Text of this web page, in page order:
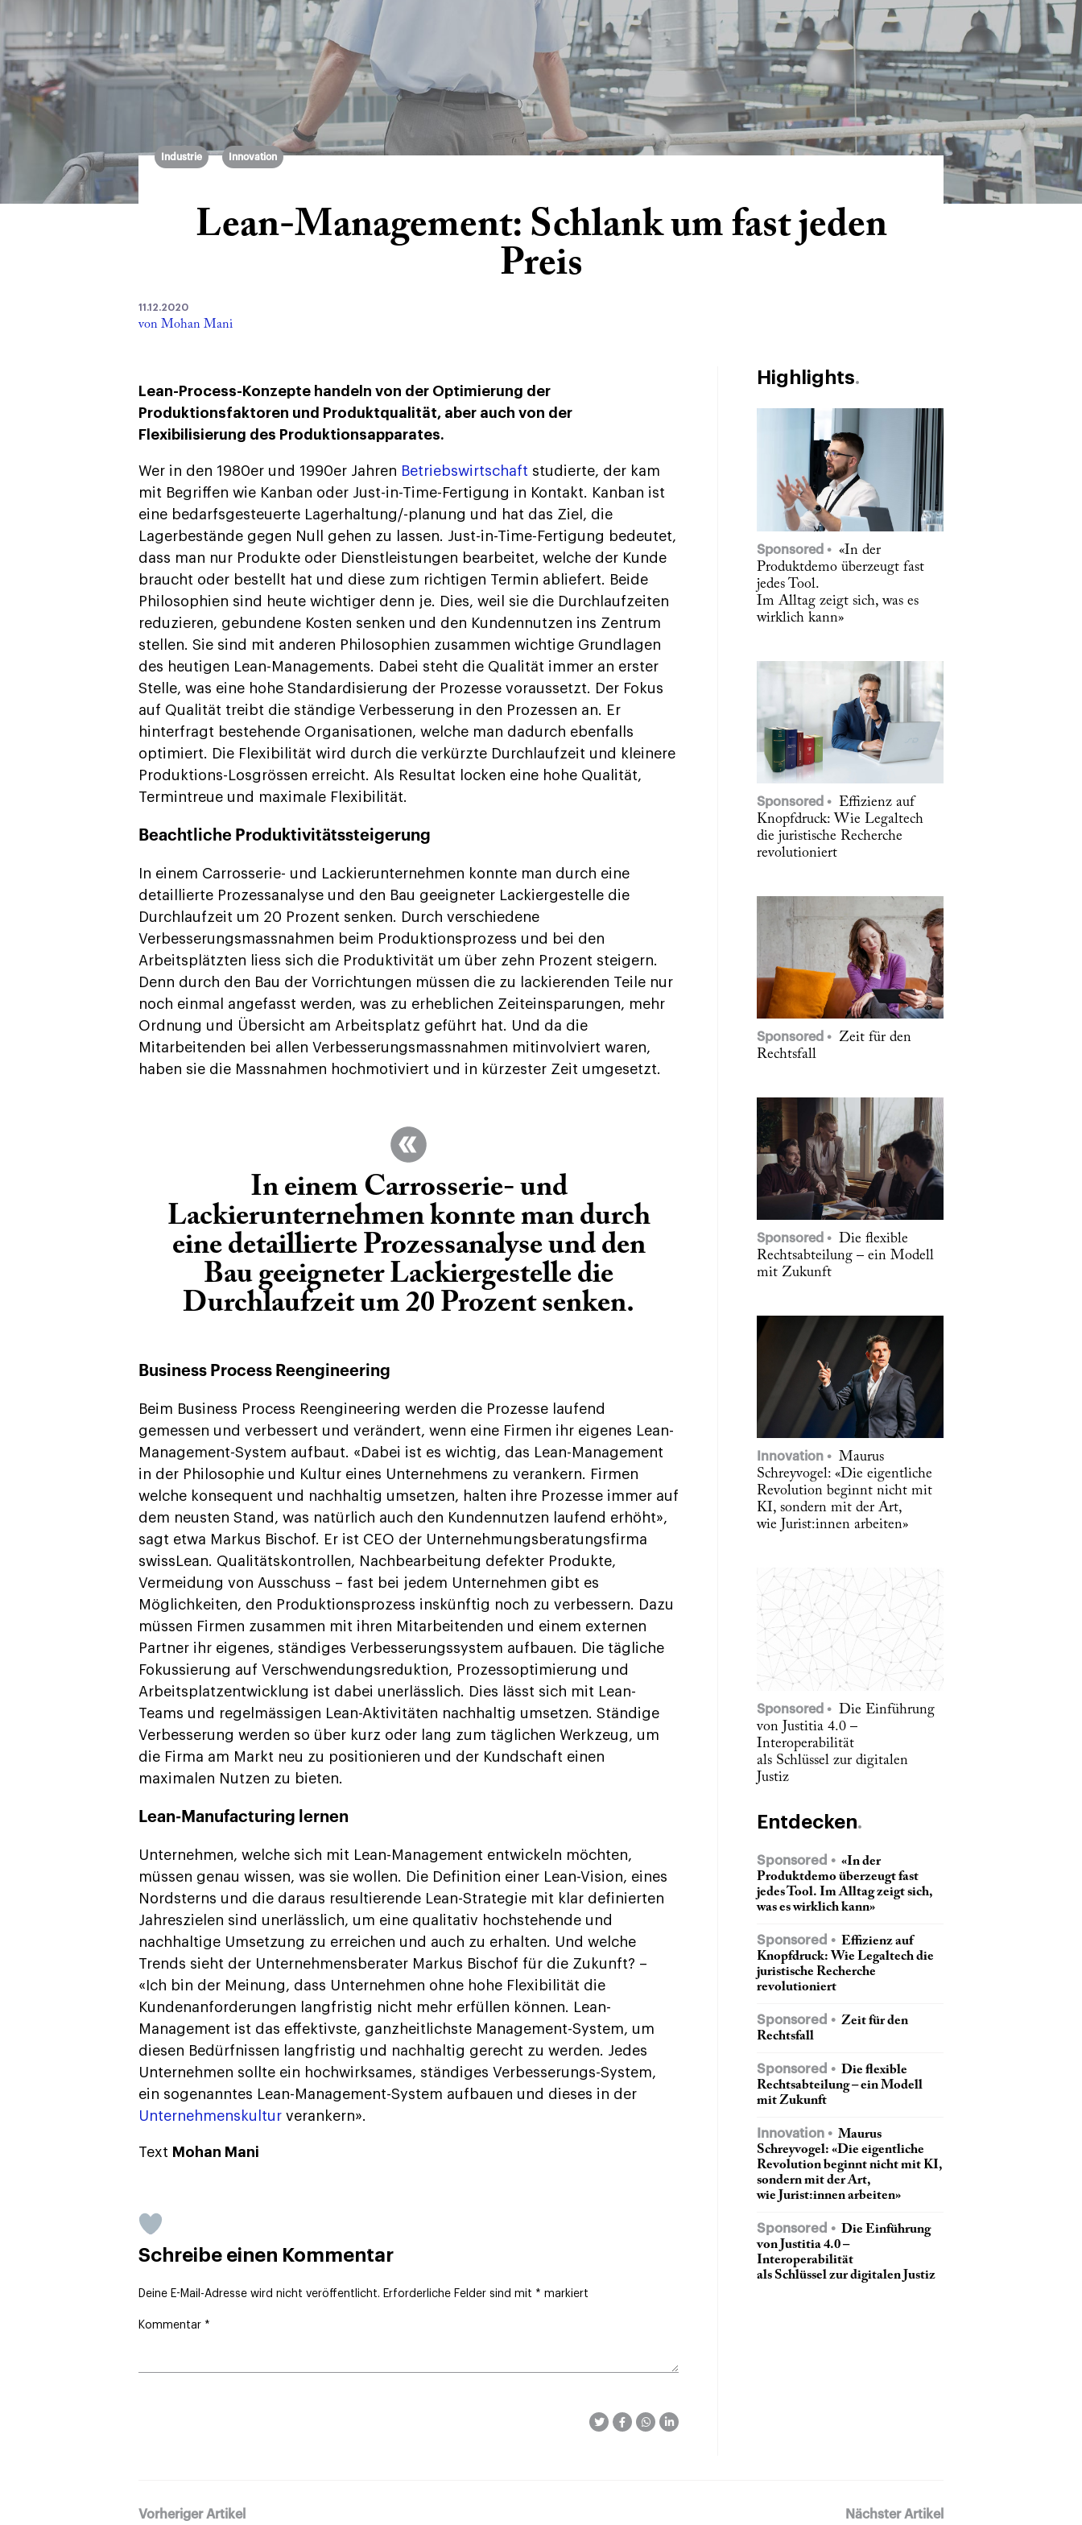
Industrie Innovation
Lean-Management: Schlank um fast jeden
Preis
11.12.2020
von Mohan Mani
Lean-Process-Konzepte handeln von der Optimierung der
Produktionsfaktoren und Produktqualität, aber auch von der
Flexibilisierung des Produktionsapparates.
Wer in den 1980er und 1990er Jahren Betriebswirtschaft studierte, der kam
mit Begriffen wie Kanban oder Just-in-Time-Fertigung in Kontakt. Kanban ist
eine bedarfsgesteuerte Lagerhaltung/-planung und hat das Ziel, die
Lagerbestände gegen Null gehen zu lassen. Just-in-Time-Fertigung bedeutet,
dass man nur Produkte oder Dienstleistungen bearbeitet, welche der Kunde
braucht oder bestellt hat und diese zum richtigen Termin abliefert. Beide
Philosophien sind heute wichtiger denn je. Dies, weil sie die Durchlaufzeiten
reduzieren, gebundene Kosten senken und den Kundennutzen ins Zentrum
stellen. Sie sind mit anderen Philosophien zusammen wichtige Grundlagen
des heutigen Lean-Managements. Dabei steht die Qualität immer an erster
Stelle, was eine hohe Standardisierung der Prozesse voraussetzt. Der Fokus
auf Qualität treibt die ständige Verbesserung in den Prozessen an. Er
hinterfragt bestehende Organisationen, welche man dadurch ebenfalls
optimiert. Die Flexibilität wird durch die verkürzte Durchlaufzeit und kleinere
Produktions-Losgrössen erreicht. Als Resultat locken eine hohe Qualität,
Termintreue und maximale Flexibilität.
Beachtliche Produktivitätssteigerung
In einem Carrosserie- und Lackierunternehmen konnte man durch eine
detaillierte Prozessanalyse und den Bau geeigneter Lackiergestelle die
Durchlaufzeit um 20 Prozent senken. Durch verschiedene
Verbesserungsmassnahmen beim Produktionsprozess und bei den
Arbeitsplätzten liess sich die Produktivität um über zehn Prozent steigern.
Denn durch den Bau der Vorrichtungen müssen die zu lackierenden Teile nur
noch einmal angefasst werden, was zu erheblichen Zeiteinsparungen, mehr
Ordnung und Übersicht am Arbeitsplatz geführt hat. Und da die
Mitarbeitenden bei allen Verbesserungsmassnahmen mitinvolviert waren,
haben sie die Massnahmen hochmotiviert und in kürzester Zeit umgesetzt.
In einem Carrosserie- und
Lackierunternehmen konnte man durch
eine detaillierte Prozessanalyse und den
Bau geeigneter Lackiergestelle die
Durchlaufzeit um 20 Prozent senken.
Business Process Reengineering
Beim Business Process Reengineering werden die Prozesse laufend
gemessen und verbessert und verändert, wenn eine Firmen ihr eigenes Lean-
Management-System aufbaut. «Dabei ist es wichtig, das Lean-Management
in der Philosophie und Kultur eines Unternehmens zu verankern. Firmen
welche konsequent und nachhaltig umsetzen, halten ihre Prozesse immer auf
dem neusten Stand, was natürlich auch den Kundennutzen laufend erhöht»,
sagt etwa Markus Bischof. Er ist CEO der Unternehmungsberatungsfirma
swissLean. Qualitätskontrollen, Nachbearbeitung defekter Produkte,
Vermeidung von Ausschuss – fast bei jedem Unternehmen gibt es
Möglichkeiten, den Produktionsprozess inskünftig noch zu verbessern. Dazu
müssen Firmen zusammen mit ihren Mitarbeitenden und einem externen
Partner ihr eigenes, ständiges Verbesserungssystem aufbauen. Die tägliche
Fokussierung auf Verschwendungsreduktion, Prozessoptimierung und
Arbeitsplatzentwicklung ist dabei unerlässlich. Dies lässt sich mit Lean-
Teams und regelmässigen Lean-Aktivitäten nachhaltig umsetzen. Ständige
Verbesserung werden so über kurz oder lang zum täglichen Werkzeug, um
die Firma am Markt neu zu positionieren und der Kundschaft einen
maximalen Nutzen zu bieten.
Lean-Manufacturing lernen
Unternehmen, welche sich mit Lean-Management entwickeln möchten,
müssen genau wissen, was sie wollen. Die Definition einer Lean-Vision, eines
Nordsterns und die daraus resultierende Lean-Strategie mit klar definierten
Jahreszielen sind unerlässlich, um eine qualitativ hochstehende und
nachhaltige Umsetzung zu erreichen und auch zu erhalten. Und welche
Trends sieht der Unternehmensberater Markus Bischof für die Zukunft? –
«Ich bin der Meinung, dass Unternehmen ohne hohe Flexibilität die
Kundenanforderungen langfristig nicht mehr erfüllen können. Lean-
Management ist das effektivste, ganzheitlichste Management-System, um
diesen Bedürfnissen langfristig und nachhaltig gerecht zu werden. Jedes
Unternehmen sollte ein hochwirksames, ständiges Verbesserungs-System,
ein sogenanntes Lean-Management-System aufbauen und dieses in der
Unternehmenskultur verankern».
Text Mohan Mani
Schreibe einen Kommentar
Deine E-Mail-Adresse wird nicht veröffentlicht. Erforderliche Felder sind mit * markiert
Kommentar *
Highlights
Sponsored
«In der
Produktdemo überzeugt fast
jedes Tool.
Im Alltag zeigt sich, was es
wirklich kann»
Sponsored
Effizienz auf
Knopfdruck: Wie Legaltech
die juristische Recherche
revolutioniert
Sponsored
Zeit für den
Rechtsfall
Sponsored
Die flexible
Rechtsabteilung – ein Modell
mit Zukunft
Innovation
Maurus
Schreyvogel: «Die eigentliche
Revolution beginnt nicht mit
KI, sondern mit der Art,
wie Jurist:innen arbeiten»
Sponsored
Die Einführung
von Justitia 4.0 –
Interoperabilität
als Schlüssel zur digitalen
Justiz
Entdecken
Sponsored
«In der
Produktdemo überzeugt fast
jedes Tool. Im Alltag zeigt sich,
was es wirklich kann»
Sponsored
Effizienz auf
Knopfdruck: Wie Legaltech die
juristische Recherche
revolutioniert
Sponsored
Zeit für den
Rechtsfall
Sponsored
Die flexible
Rechtsabteilung – ein Modell
mit Zukunft
Innovation
Maurus
Schreyvogel: «Die eigentliche
Revolution beginnt nicht mit KI,
sondern mit der Art,
wie Jurist:innen arbeiten»
Sponsored
Die Einführung
von Justitia 4.0 –
Interoperabilität
als Schlüssel zur digitalen Justiz
Vorheriger Artikel Nächster Artikel